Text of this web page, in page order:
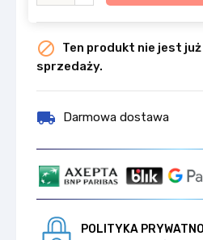

Ten produkt nie jest
sprzedaży.
local_shipping Darmowa dostawa
POLITYKA